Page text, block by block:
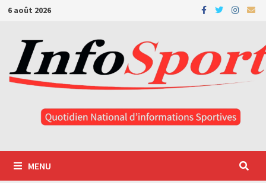
Passer
contenu
6 août 2026
MENU